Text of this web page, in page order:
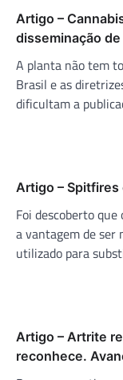
Artigo –
disseminação
A planta não tem
Brasil e as
dificultam a
Artigo – Spitfires
Foi descoberto
a vantagem de ser
utilizado para
Artigo – Artrite
reconhece.